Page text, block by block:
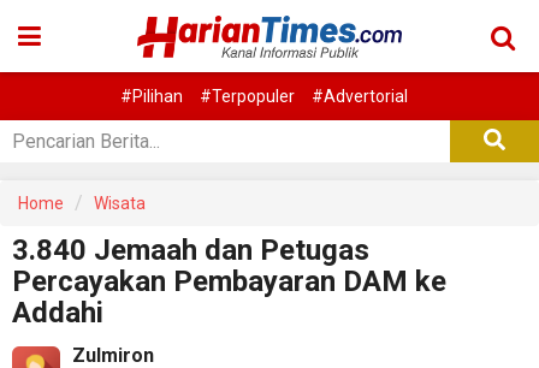
#Pilihan #Terpopuler #Advertorial
Home Wisata
3.840 Jemaah dan Petugas
Percayakan Pembayaran DAM ke
Addahi
Zulmiron